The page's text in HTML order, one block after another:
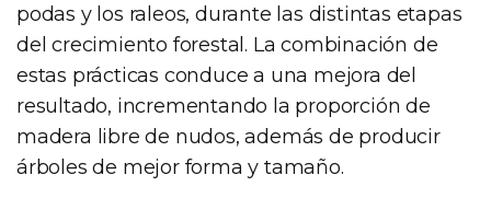
podas y los raleos, durante las distintas etapas
del crecimiento forestal. La combinación de
estas prácticas conduce a una mejora del
resultado, incrementando la proporción de
madera libre de nudos, además de producir
árboles de mejor forma y tamaño.